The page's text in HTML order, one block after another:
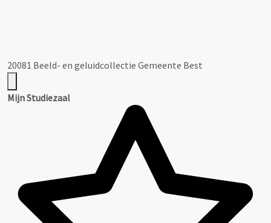
20081 Beeld- en geluidcollectie Gemeente Best
Mijn Studiezaal